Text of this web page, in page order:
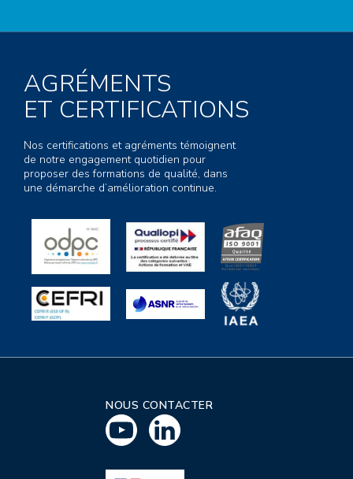
AGRÉMENTS
ET CERTIFICATIONS
Nos certifications et agréments témoignent
de notre engagement quotidien pour
proposer des formations de qualité, dans
une démarche d’amélioration continue.
NOUS CONTACTER